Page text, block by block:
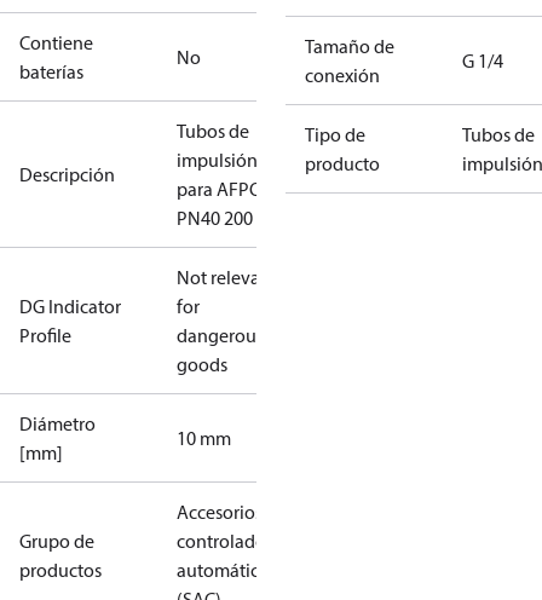
Contiene
baterías
No
Descripción
Tubos de
impulsión
para AFPQ4
PN40 200
DG Indicator
Profile
Not relevant
for
dangerous
goods
Diámetro
[mm]
10 mm
Grupo de
productos
Accesorios:
controladores
automáticos
Tamaño de
conexión
G 1/4
Tipo de
producto
Tubos de
impulsión